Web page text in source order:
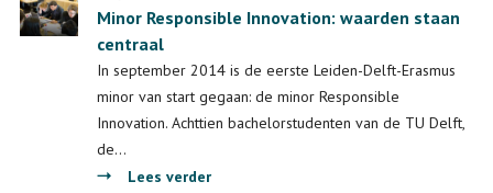
multidisciplinaire
Delft-
Erasmus
minoren
2022
Minor Responsible Innovation: waarden staan
centraal
In september 2014 is de eerste Leiden-Delft-Erasmus
minor van start gegaan: de minor Responsible
Innovation. Achttien bachelorstudenten van de TU Delft,
de…
Lees verderover